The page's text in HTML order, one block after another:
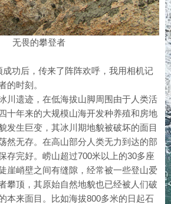
无畏的攀登者
功后，传来了阵阵欢呼，我用相机记
的时刻。
川遗迹，在低海拔山脚周围由于人类活
十年来的大规模山海开发种养殖和房地
发生巨变，其冰川期地貌被破坏的面目
然无存。在高山部分人类无力到达的部
存完好。崂山超过700米以上的30多座
崖峭壁之间有缝隙，经常被一些登山爱
攀顶，其原始自然地貌也已经被人们破
本来面目。比如海拔800多米的日起石